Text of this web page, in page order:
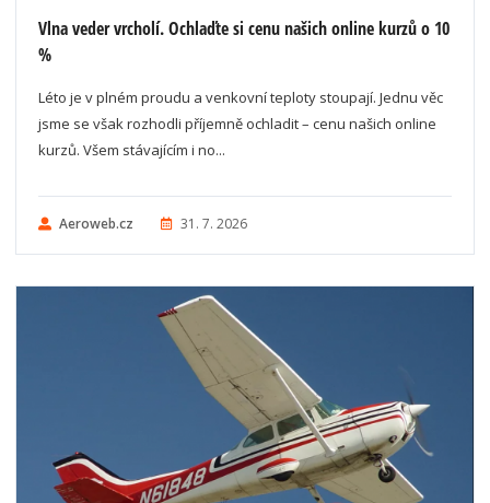
Vlna veder vrcholí. Ochlaďte si cenu našich online kurzů o 10
%
Léto je v plném proudu a venkovní teploty stoupají. Jednu věc
jsme se však rozhodli příjemně ochladit – cenu našich online
kurzů. Všem stávajícím i no...
Aeroweb.cz 31. 7. 2026